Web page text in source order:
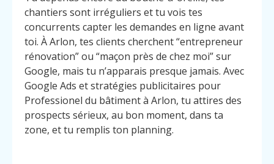
chantiers sont irréguliers et tu vois tes
concurrents capter les demandes en ligne avant
toi. À Arlon, tes clients cherchent “entrepreneur
rénovation” ou “maçon près de chez moi” sur
Google, mais tu n’apparais presque jamais. Avec
Google Ads et stratégies publicitaires pour
Professionel du bâtiment à Arlon, tu attires des
prospects sérieux, au bon moment, dans ta
zone, et tu remplis ton planning.